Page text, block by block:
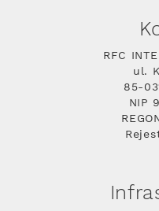
RFC
ul.
85-
NIP